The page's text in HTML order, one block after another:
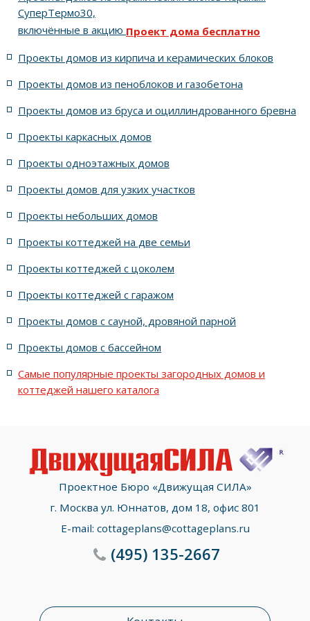
5 спален с цоколем и террасой
7 спален с крышей шале 5 спален и террасой
жилых в стиле Райта с 5 комнатами
жилых в английском стиле
жилых в современном стиле с террасой
с террасой и 6 комнатами
СуперТермо30,
включённые в акциюПроект дома бесплатно
Проекты домов из кирпича и керамических блоков
Проекты домов из пеноблоков и газобетона
Проекты домов из бруса и оциллиндрованного бревна
Проекты каркасных домов
Проекты одноэтажных домов
Проекты домов для узких участков
Проекты небольших домов
Проекты коттеджей на две семьи
Проекты коттеджей с цоколем
Проекты коттеджей с гаражом
Проекты домов с сауной, дровяной парной
Проекты домов с бассейном
Самые популярные проекты загородных домов и
коттеджей нашего каталога
Проектное Бюро «Движущая СИЛА»
г. Москва ул. Юннатов, дом 18, офис 801
E-mail: cottageplans@cottageplans.ru
(495)135-2667